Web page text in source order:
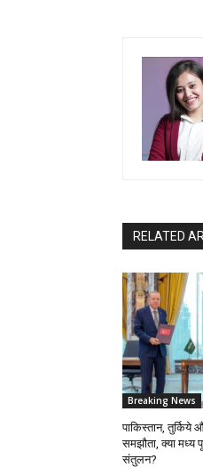
RELATED
Breaking News
पाकिस्तान, तुर्किये
समझौता, क्या मध्य
संतुलन?